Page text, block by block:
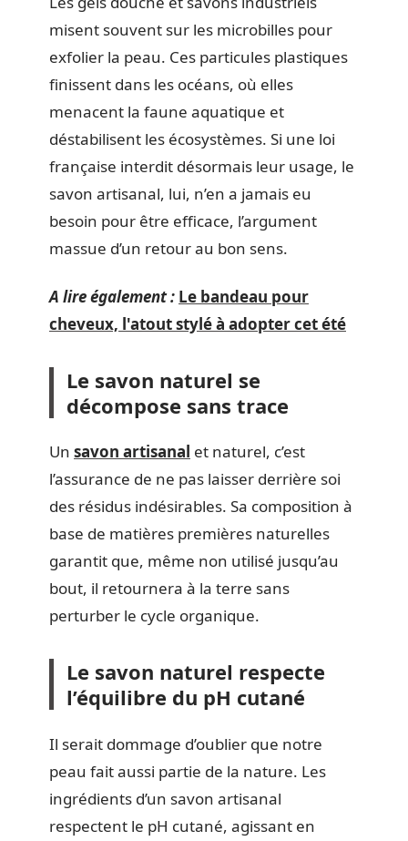
misent souvent sur les microbilles pour
exfolier la peau. Ces particules plastiques
finissent dans les océans, où elles
menacent la faune aquatique et
déstabilisent les écosystèmes. Si une loi
française interdit désormais leur usage, le
savon artisanal, lui, n’en a jamais eu
besoin pour être efficace, l’argument
massue d’un retour au bon sens.
A lire également : Le bandeau pour
cheveux, l'atout stylé à adopter cet été
Le savon naturel se
décompose sans trace
Un savon artisanal et naturel, c’est
l’assurance de ne pas laisser derrière soi
des résidus indésirables. Sa composition à
base de matières premières naturelles
garantit que, même non utilisé jusqu’au
bout, il retournera à la terre sans
perturber le cycle organique.
Le savon naturel respecte
l’équilibre du pH cutané
Il serait dommage d’oublier que notre
peau fait aussi partie de la nature. Les
ingrédients d’un savon artisanal
respectent le pH cutané, agissant en